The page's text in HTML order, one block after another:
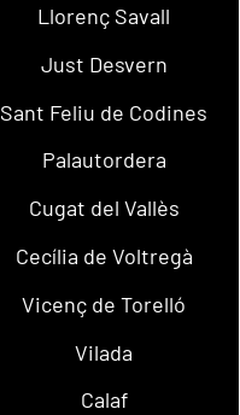
Llorenç Savall
Just Desvern
Sant Feliu de Codines
Palautordera
Cugat del Vallès
Cecília de Voltregà
Vicenç de Torelló
Vilada
Calaf